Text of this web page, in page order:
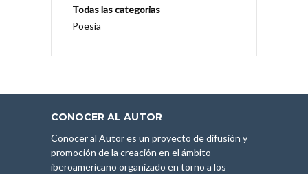
Todas las categorias
Poesía
CONOCER AL AUTOR
Conocer al Autor es un proyecto de difusión y
promoción de la creación en el ámbito
iberoamericano organizado en torno a los